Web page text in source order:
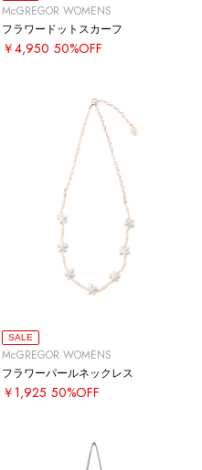
McGREGOR WOMENS
フラワードットスカーフ
￥4,950 50%OFF
SALE
McGREGOR WOMENS
フラワーパールネックレス
￥1,925 50%OFF